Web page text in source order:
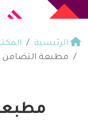
الرئيسية
مطبعة التضامن